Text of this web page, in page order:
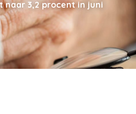
naar 3,2 procent in juni